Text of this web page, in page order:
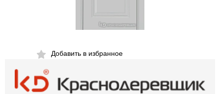
Добавить в избранное